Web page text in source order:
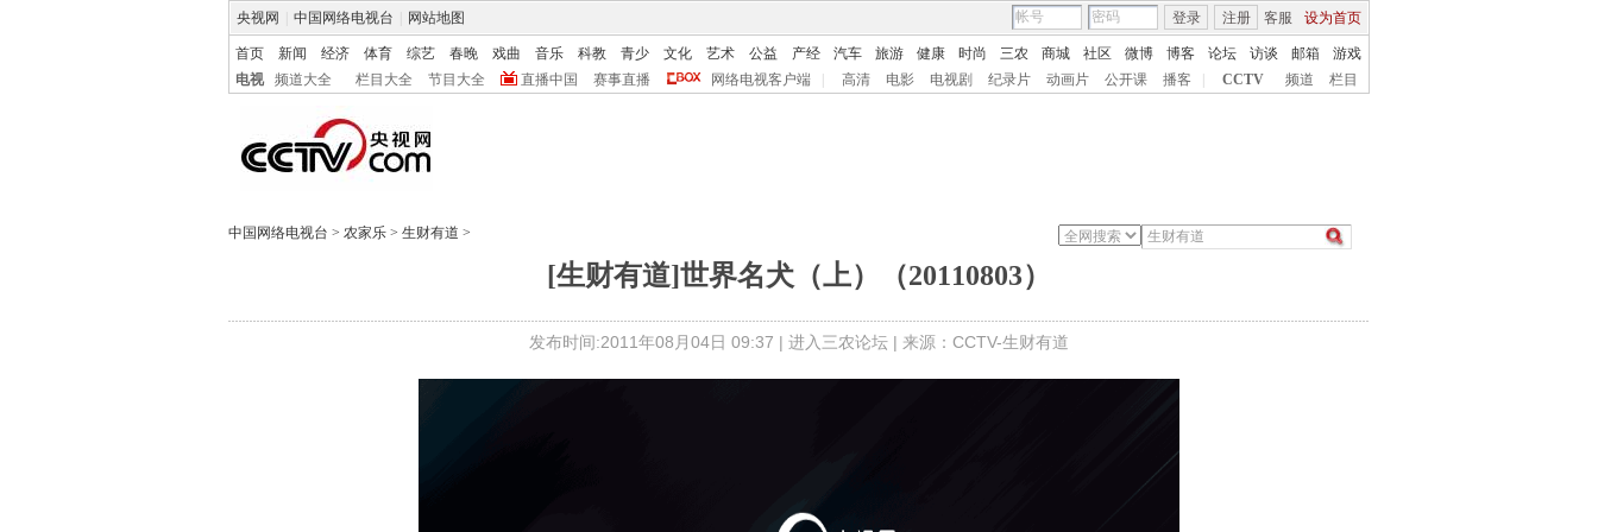
央视网 中国网络电视台 网站地图 客服 设为首页
登录 注册
首页 新闻 经济 体育 综艺 春晚 戏曲 音乐 科教 青少 文化 艺术 公益 产经 汽车 旅游 健康 时尚 三农 商城 社区 微博 博客 论坛 访谈 邮箱
游戏
电视
频道大全 栏目大全 节目大全 直播中国 赛事直播 网络电视客户端 高清 电影 电视剧 纪录片 动画片 公开课 播客 CCTV 频道 栏目
中国网络电视台 > 农家乐 > 生财有道 >
[生财有道]世界名犬（上）（20110803）
发布时间:2011年08月04日 09:37 | 进入三农论坛 | 来源：CCTV-生财有道